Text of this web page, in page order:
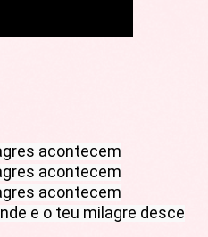
acontecem
acontecem
acontecem
e o teu milagre desce